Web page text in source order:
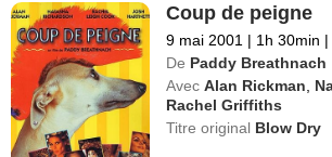
Coup de peigne
9 mai 2001 | 1h 30min |
De Paddy Breathnach
Avec Alan Rickman
Rachel Griffiths
Titre original Blow Dry